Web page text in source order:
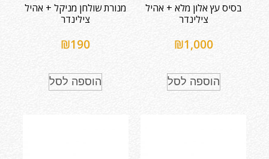
בסיס עץ אלון מלא + אהיל
צילינדר
₪1,000
הוספה לסל
מנורת שולחן מניקל + אהיל
צילינדר
₪190
הוספה לסל